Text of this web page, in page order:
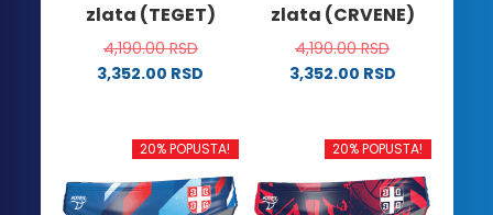
zlata (TEGET)
4,190.00RSD
3,352.00 RSD
ima
varijanti.
zlata (CRVENE)
4,190.00RSD
3,352.00 RSD
ima
varijanti.
20% POPUSTA! 20% POPUSTA!